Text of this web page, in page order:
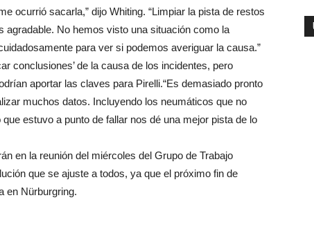
ocurrió sacarla,” dijo Whiting. “Limpiar la pista de restos
No hemos visto una situación como la
para ver si podemos averiguar la causa.”
conclusiones’ de la causa de los incidentes, pero
aportar las claves para Pirelli.“Es demasiado pronto
muchos datos. Incluyendo los neumáticos que no
estuvo a punto de fallar nos dé una mejor pista de lo
en la reunión del miércoles del Grupo de Trabajo
que se ajuste a todos, ya que el próximo fin de
en Nürburgring.